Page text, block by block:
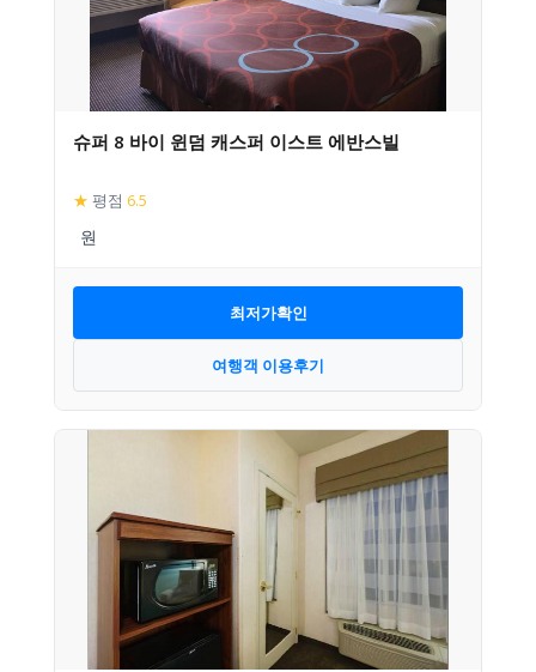
슈퍼 8 바이 윈덤 캐스퍼 이스트 에반스빌
★ 평점 6.5
최저가확인
여행객 이용후기